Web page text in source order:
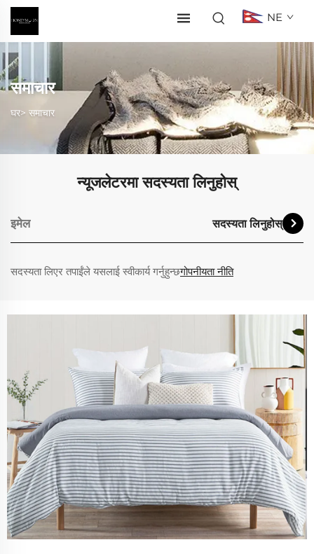
NE
समाचार
घर> समाचार
न्यूजलेटरमा सदस्यता लिनुहोस्
सदस्यता लिनुहोस्
सदस्यता लिएर तपाईंले यसलाई स्वीकार्य गर्नुहुन्छगोपनीयता नीति